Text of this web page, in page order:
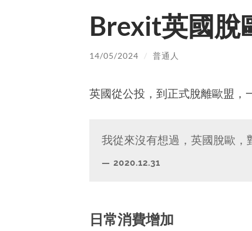
Brexit英國脫
14/05/2024 / 普通人
英國從公投，到正式脫離歐盟，
我從來沒有想過，英國脫歐，
2020.12.31
日常消費增加